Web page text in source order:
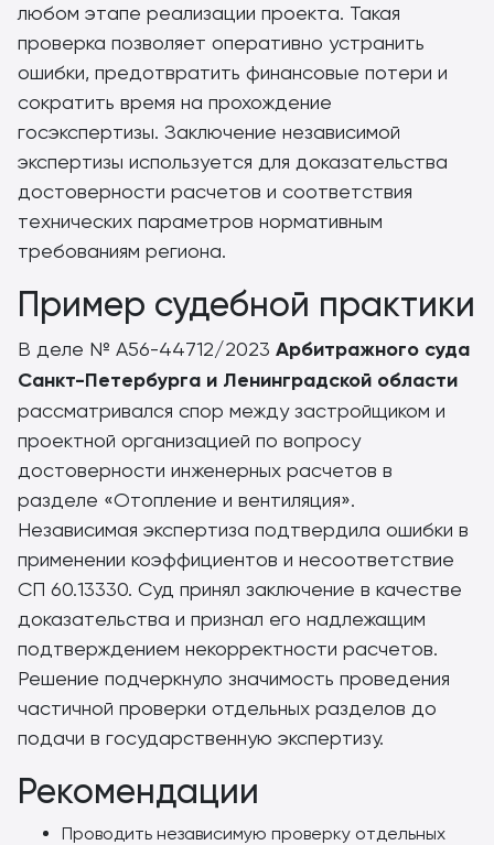
любом этапе реализации проекта. Такая
проверка позволяет оперативно устранить
ошибки, предотвратить финансовые потери и
сократить время на прохождение
госэкспертизы. Заключение независимой
экспертизы используется для доказательства
достоверности расчетов и соответствия
технических параметров нормативным
требованиям региона.
Пример судебной практики
В деле № А56-44712/2023 Арбитражного суда
Санкт-Петербурга и Ленинградской области
рассматривался спор между застройщиком и
проектной организацией по вопросу
достоверности инженерных расчетов в
разделе «Отопление и вентиляция».
Независимая экспертиза подтвердила ошибки в
применении коэффициентов и несоответствие
СП 60.13330. Суд принял заключение в качестве
доказательства и признал его надлежащим
подтверждением некорректности расчетов.
Решение подчеркнуло значимость проведения
частичной проверки отдельных разделов до
подачи в государственную экспертизу.
Рекомендации
Проводить независимую проверку отдельных